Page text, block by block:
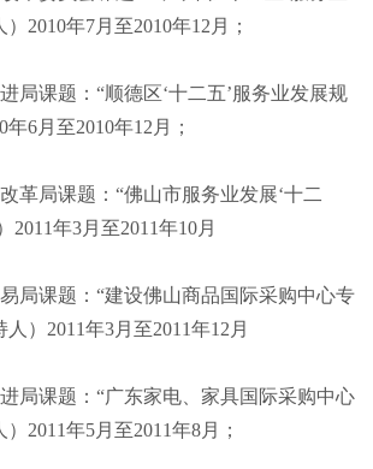
2010年7月至2010年12月；
局课题：“顺德区‘十二五’服务业发展规
6月至2010年12月；
革局课题：“佛山市服务业发展‘十二
2011年3月至2011年10月
局课题：“建设佛山商品国际采购中心专
）2011年3月至2011年12月
局课题：“广东家电、家具国际采购中心
2011年5月至2011年8月；